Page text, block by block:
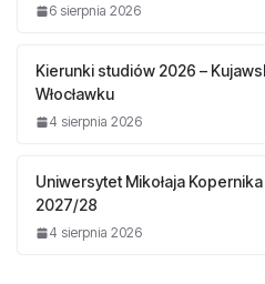
6 sierpnia 2026
Kierunki studiów 2026 –
Włocławku
4 sierpnia 2026
Uniwersytet Mikołaja
2027/28
4 sierpnia 2026